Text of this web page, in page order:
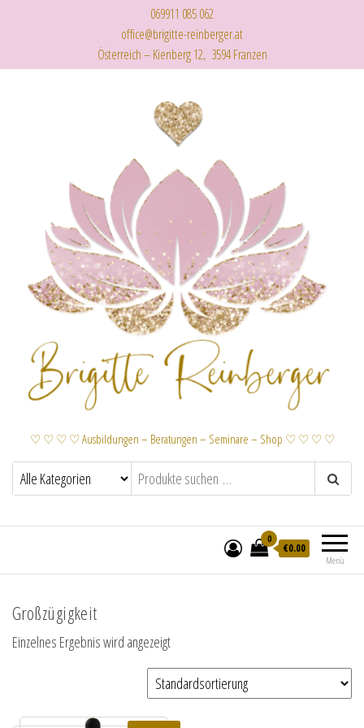
069911 085 062
office@brigitte-reinberger.at
Österreich – Kienberg 12, 3594 Franzen
♡ ♡ ♡ ♡ Ausbildungen – Beratungen – Seminare – Shop ♡ ♡ ♡ ♡
Menü
0
€0.00
Großzügigkeit
Einzelnes Ergebnis wird angezeigt